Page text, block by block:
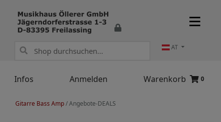
Infos Anmelden Warenkorb 0
AT
Gitarre Bass Amp/Angebote-DEALS